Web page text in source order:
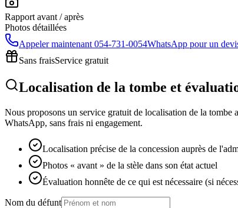
Rapport avant / après
Photos détaillées
Appeler maintenant 054-731-0054WhatsApp pour un
Sans fraisService gratuit
Localisation de la tombe et
Nous proposons un service gratuit de localisation de la
WhatsApp, sans frais ni engagement.
Localisation précise de la concession auprès de
Photos « avant » de la stèle dans son état actuel
Évaluation honnête de ce qui est nécessaire (si
Nom du défunt